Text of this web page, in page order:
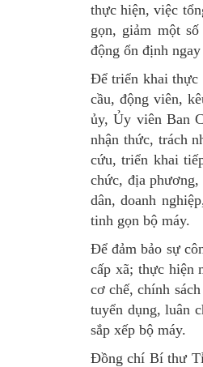
thực hiện, việc
gọn, giảm một
động ổn định
​Để triển khai thực
cầu, động viên,
ủy, Ủy viên Ban
nhận thức, trách
cứu, triển khai
chức, địa
dân, doanh
tinh gọn bộ máy.
Để đảm bảo sự
cấp xã; thực hiện
cơ chế, chính
tuyển dụng, luân
sắp xếp bộ máy.
​Đồng chí Bí thư